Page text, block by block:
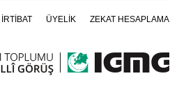
İRTİBAT ÜYELİK ZEKAT HESAPLAMA